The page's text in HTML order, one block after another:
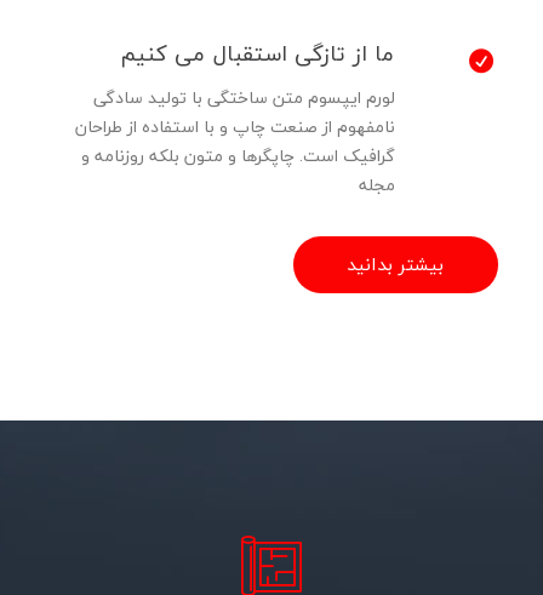
ما از تازگی استقبال می کنیم
لورم ایپسوم متن ساختگی با تولید سادگی
نامفهوم از صنعت چاپ و با استفاده از طراحان
گرافیک است. چاپگرها و متون بلکه روزنامه و
مجله
بیشتر بدانید